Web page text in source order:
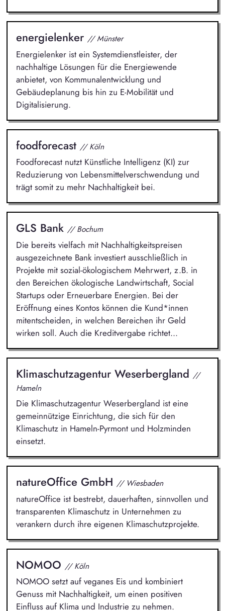
energielenker // Münster
Energielenker ist ein Systemdienstleister, der
nachhaltige Lösungen für die Energiewende
anbietet, von Kommunalentwicklung und
Gebäudeplanung bis hin zu E-Mobilität und
Digitalisierung.
foodforecast // Köln
Foodforecast nutzt Künstliche Intelligenz (KI) zur
Reduzierung von Lebensmittelverschwendung und
trägt somit zu mehr Nachhaltigkeit bei.
GLS Bank // Bochum
Die bereits vielfach mit Nachhaltigkeitspreisen
ausgezeichnete Bank investiert ausschließlich in
Projekte mit sozial-ökologischem Mehrwert, z.B. in
den Bereichen ökologische Landwirtschaft, Social
Startups oder Erneuerbare Energien. Bei der
Eröffnung eines Kontos können die Kund*innen
mitentscheiden, in welchen Bereichen ihr Geld
wirken soll. Auch die Kreditvergabe richtet...
Klimaschutzagentur Weserbergland //
Hameln
Die Klimaschutzagentur Weserbergland ist eine
gemeinnützige Einrichtung, die sich für den
Klimaschutz in Hameln-Pyrmont und Holzminden
einsetzt.
natureOffice GmbH // Wiesbaden
natureOffice ist bestrebt, dauerhaften, sinnvollen und
transparenten Klimaschutz in Unternehmen zu
verankern durch ihre eigenen Klimaschutzprojekte.
NOMOO // Köln
NOMOO setzt auf veganes Eis und kombiniert
Genuss mit Nachhaltigkeit, um einen positiven
Einfluss auf Klima und Industrie zu nehmen.